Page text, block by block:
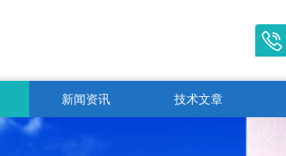
新闻资讯 技术文章